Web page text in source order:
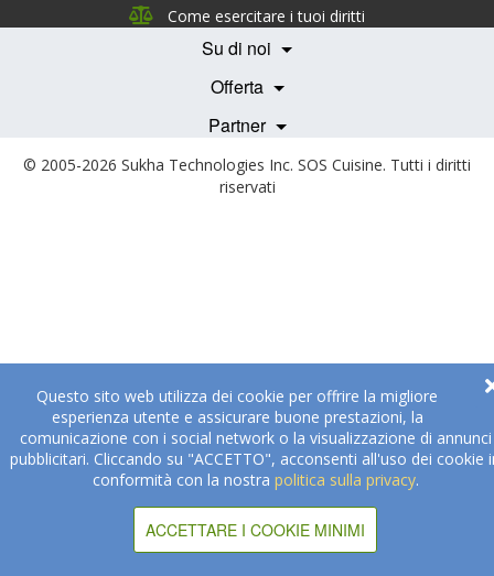
Questo sito web utilizza dei cookie per offrire la migliore
esperienza utente e assicurare buone prestazioni, la
comunicazione con i social network o la visualizzazione di annunci
pubblicitari. Cliccando su "ACCETTO", acconsenti all'uso dei cookie
conformità con la nostra politica sulla privacy.
ACCETTARE I COOKIE MINIMI
Come esercitare i tuoi diritti
Su di noi
Management Team
Team Nutrizione
Offerta
Testimonials
Servizi e Tariffe
Partner
Medici e Professionisti
Becoming a Partner
© 2005-2026 Sukha Technologies Inc. SOS Cuisine. Tutti i diritti
riservati